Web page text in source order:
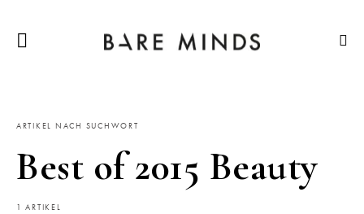
ARTIKEL NACH SUCHWORT
Best of 2015 Beauty
1 ARTIKEL